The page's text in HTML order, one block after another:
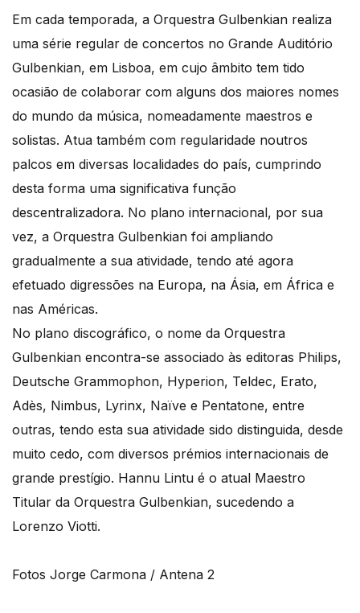
Em cada temporada, a Orquestra Gulbenkian realiza
uma série regular de concertos no Grande Auditório
Gulbenkian, em Lisboa, em cujo âmbito tem tido
ocasião de colaborar com alguns dos maiores nomes
do mundo da música, nomeadamente maestros e
solistas. Atua também com regularidade noutros
palcos em diversas localidades do país, cumprindo
desta forma uma significativa função
descentralizadora. No plano internacional, por sua
vez, a Orquestra Gulbenkian foi ampliando
gradualmente a sua atividade, tendo até agora
efetuado digressões na Europa, na Ásia, em África e
nas Américas.
No plano discográfico, o nome da Orquestra
Gulbenkian encontra-se associado às editoras Philips,
Deutsche Grammophon, Hyperion, Teldec, Erato,
Adès, Nimbus, Lyrinx, Naïve e Pentatone, entre
outras, tendo esta sua atividade sido distinguida, desde
muito cedo, com diversos prémios internacionais de
grande prestígio. Hannu Lintu é o atual Maestro
Titular da Orquestra Gulbenkian, sucedendo a
Lorenzo Viotti.
Fotos Jorge Carmona / Antena 2